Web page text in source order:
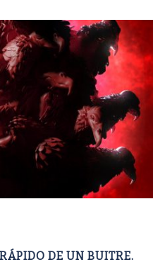
DE UN BUITRE.